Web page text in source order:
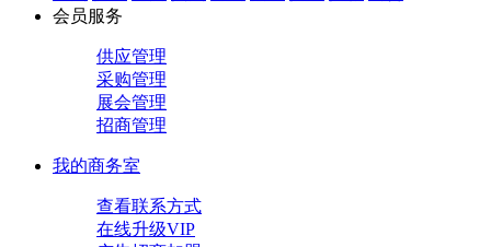
会员服务
供应管理
采购管理
展会管理
招商管理
我的商务室
查看联系方式
在线升级VIP